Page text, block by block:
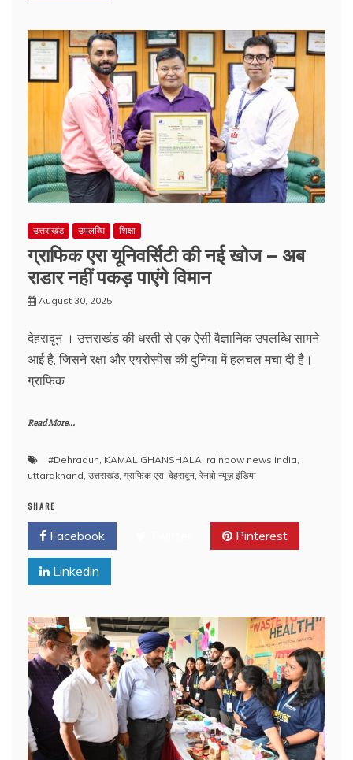
उत्तराखंड उपलब्धि शिक्षा
ग्राफिक एरा यूनिवर्सिटी की नई खोज – अब
राडार नहीं पकड़ पाएंगे विमान
August 30, 2025
देहरादून । उत्तराखंड की धरती से एक ऐसी वैज्ञानिक उपलब्धि सामने
आई है, जिसने रक्षा और एयरोस्पेस की दुनिया में हलचल मचा दी है।
ग्राफिक
Read More...
#Dehradun, KAMAL GHANSHALA, rainbow news india,
uttarakhand, उत्तराखंड, ग्राफिक एरा, देहरादून, रेनबो न्यूज़ इंडिया
SHARE
Facebook Pinterest
Linkedin